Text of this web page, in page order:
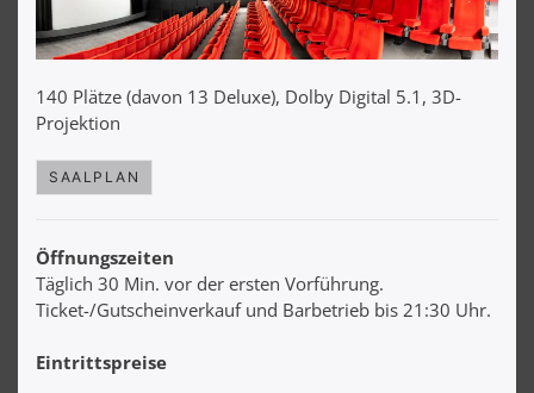
140 Plätze (davon 13 Deluxe), Dolby Digital 5.1, 3D-
Projektion
SAALPLAN
Öffnungszeiten
Täglich 30 Min. vor der ersten Vorführung.
Ticket-/Gutscheinverkauf und Barbetrieb bis 21:30 Uhr.
Eintrittspreise